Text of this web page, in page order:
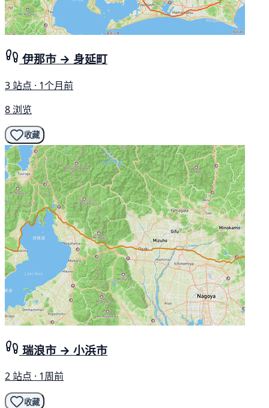
伊那市 → 身延町
3 站点 · 1个月前
8 浏览
收藏
瑞浪市 → 小浜市
2 站点 · 1周前
收藏